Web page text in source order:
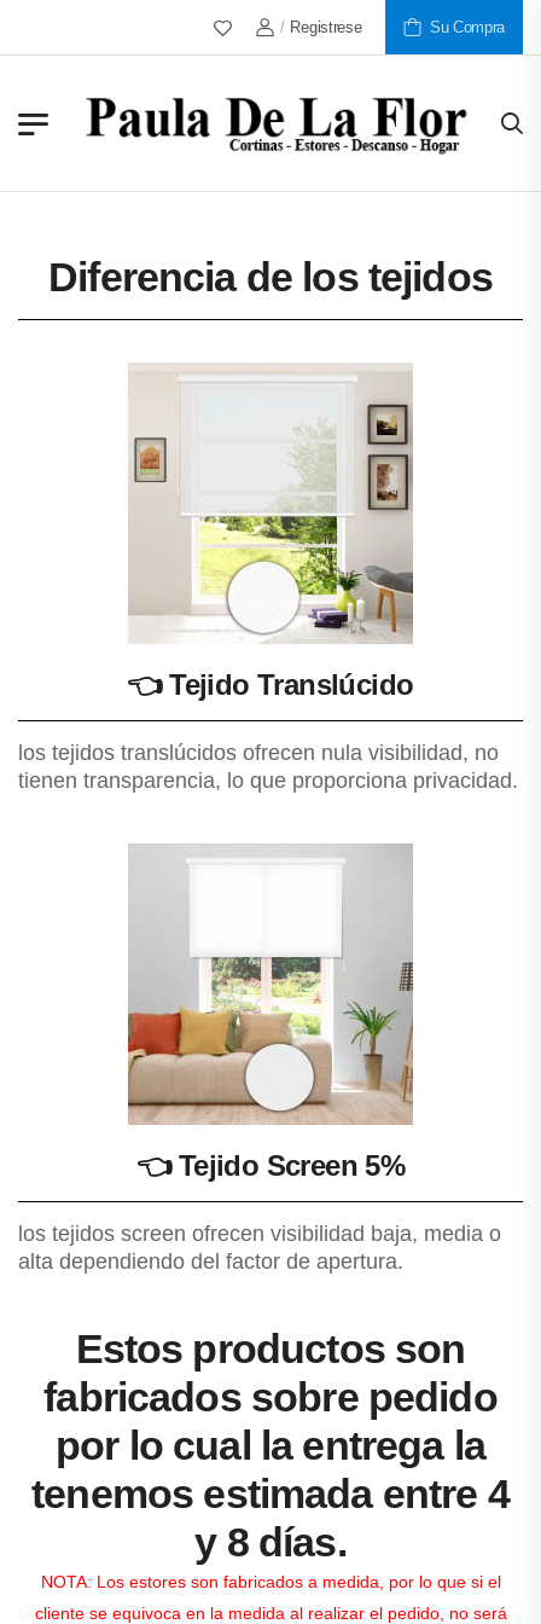
Más De 30 Años Al Servicio De
/ Registrese Su Compra
Diferencia de los tejidos
👈Tejido Translúcido
los tejidos translúcidos ofrecen nula visibilidad, no
tienen transparencia, lo que proporciona privacidad.
👈Tejido Screen 5%
los tejidos screen ofrecen visibilidad baja, media o
alta dependiendo del factor de apertura.
Estos productos son
fabricados sobre pedido
por lo cual la entrega la
tenemos estimada entre 4
y 8 días.
NOTA: Los estores son fabricados a medida, por lo que si el
cliente se equivoca en la medida al realizar el pedido, no será